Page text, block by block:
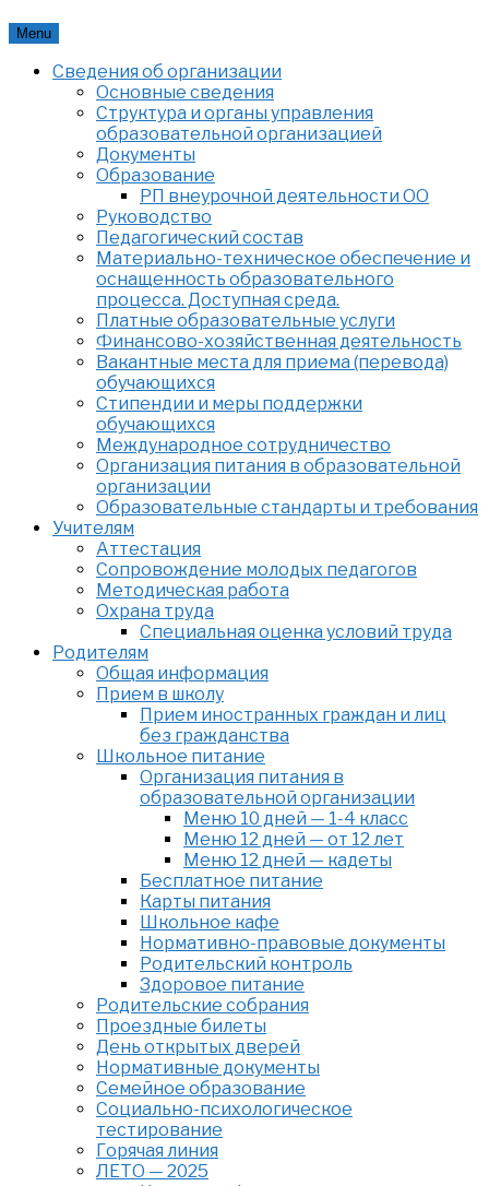
Skip
content
Menu
Сведения об организации
Основные сведения
Структура и органы управления
образовательной организацией
Документы
Образование
РП внеурочной деятельности ОО
Руководство
Педагогический состав
Материально-техническое обеспечение и
оснащенность образовательного
процесса. Доступная среда.
Платные образовательные услуги
Финансово-хозяйственная деятельность
Вакантные места для приема (перевода)
обучающихся
Стипендии и меры поддержки
обучающихся
Международное сотрудничество
Организация питания в образовательной
организации
Образовательные стандарты и требования
Учителям
Аттестация
Сопровождение молодых педагогов
Методическая работа
Охрана труда
Специальная оценка условий труда
Родителям
Общая информация
Прием в школу
Прием иностранных граждан и лиц
без гражданства
Школьное питание
Организация питания в
образовательной организации
Меню 10 дней — 1-4 класс
Меню 12 дней — от 12 лет
Меню 12 дней — кадеты
Бесплатное питание
Карты питания
Школьное кафе
Нормативно-правовые документы
Родительский контроль
Здоровое питание
Родительские собрания
Проездные билеты
День открытых дверей
Нормативные документы
Семейное образование
Cоциально-психологическое
тестирование
Горячая линия
ЛЕТО — 2025